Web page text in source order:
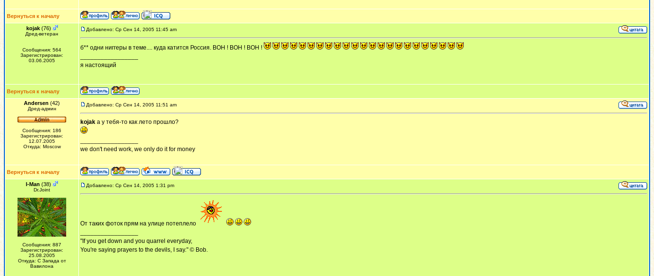
Вернуться к началу
kojak(76)
Дред-ветеран
Сообщения: 564
Зарегистрирован:
03.06.2005
Добавлено: Ср Сен 14, 2005 11:45 am
б** одни ниггеры в теме.... куда катится Россия. ВОН ! ВОН ! ВОН !
я настоящий
Вернуться к началу
Andersen (42)
Дред-админ
Сообщения: 186
Зарегистрирован:
12.07.2005
Откуда: Moscow
Добавлено: Ср Сен 14, 2005 11:51 am
kojak а у тебя-то как лето прошло?
we don't need work, we only do it for money
Вернуться к началу
I-Man (38)
Dr.Joint
Сообщения: 887
Зарегистрирован:
25.08.2005
Откуда: С Запада от
Вавилона
Добавлено: Ср Сен 14, 2005 1:31 pm
От таких фоток прям на улице потеплело
"If you get down and you quarrel everyday,
You're saying prayers to the devils, I say." © Bob.